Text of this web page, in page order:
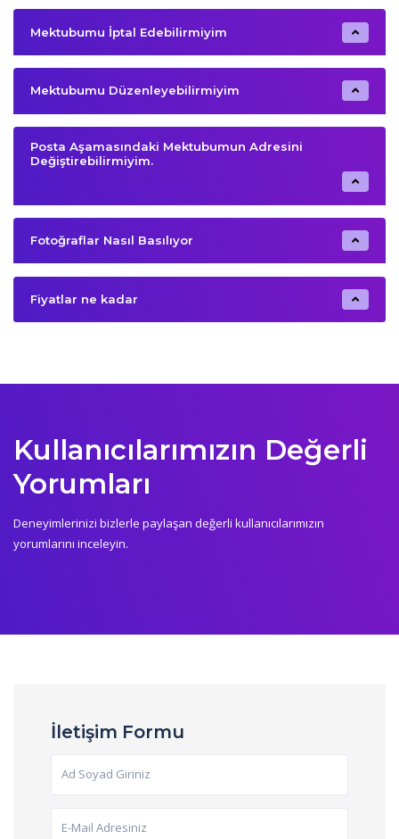
Mektubumu İptal Edebilirmiyim
Mektubumu Düzenleyebilirmiyim
Posta Aşamasındaki Mektubumun Adresini
Değiştirebilirmiyim.
Fotoğraflar Nasıl Basılıyor
Fiyatlar ne kadar
Kullanıcılarımızın Değerli
Yorumları
Deneyimlerinizi bizlerle paylaşan değerli kullanıcılarımızın
yorumlarını inceleyin.
İletişim Formu